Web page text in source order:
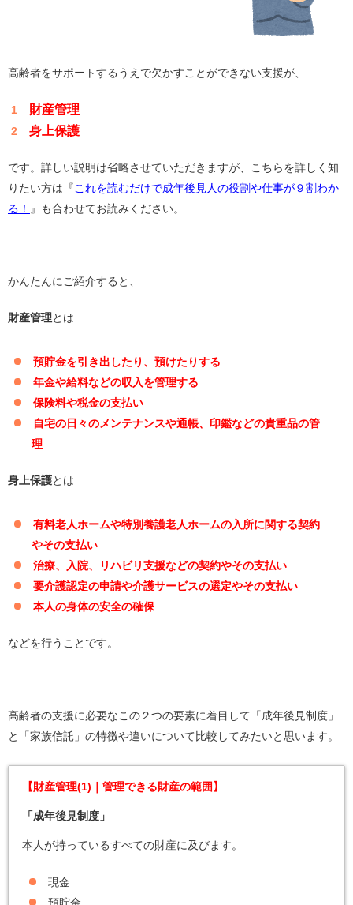
高齢者をサポートするうえで欠かすことができない支援が、
財産管理
身上保護
です。詳しい説明は省略させていただきますが、こちらを詳しく知
りたい方は『これを読むだけで成年後見人の役割や仕事が９割わか
る！ 』も合わせてお読みください。
かんたんにご紹介すると、
財産管理とは
預貯金を引き出したり、預けたりする
年金や給料などの収入を管理する
保険料や税金の支払い
自宅の日々のメンテナンスや通帳、印鑑などの貴重品の管
理
身上保護とは
有料老人ホームや特別養護老人ホームの入所に関する契約
やその支払い
治療、入院、リハビリ支援などの契約やその支払い
要介護認定の申請や介護サービスの選定やその支払い
本人の身体の安全の確保
などを行うことです。
高齢者の支援に必要なこの２つの要素に着目して「成年後見制度」
と「家族信託」の特徴や違いについて比較してみたいと思います。
【財産管理(1)｜管理できる財産の範囲】
「成年後見制度」
本人が持っているすべての財産に及びます。
現金